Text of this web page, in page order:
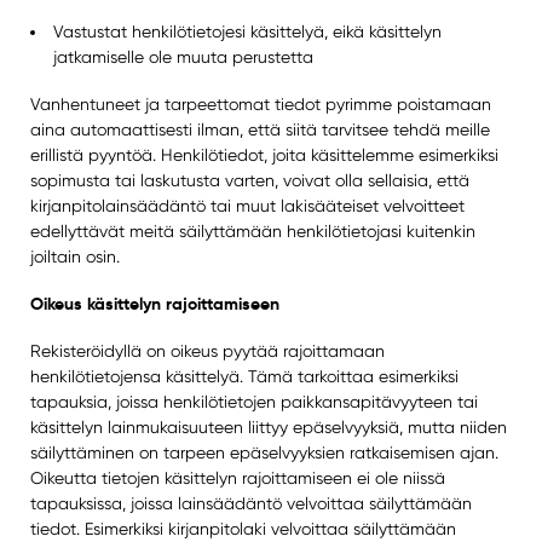
Vastustat henkilötietojesi käsittelyä, eikä käsittelyn
jatkamiselle ole muuta perustetta
Vanhentuneet ja tarpeettomat tiedot pyrimme poistamaan
aina automaattisesti ilman, että siitä tarvitsee tehdä meille
erillistä pyyntöä. Henkilötiedot, joita käsittelemme esimerkiksi
sopimusta tai laskutusta varten, voivat olla sellaisia, että
kirjanpitolainsäädäntö tai muut lakisääteiset velvoitteet
edellyttävät meitä säilyttämään henkilötietojasi kuitenkin
joiltain osin.
Oikeus käsittelyn rajoittamiseen
Rekisteröidyllä on oikeus pyytää rajoittamaan
henkilötietojensa käsittelyä. Tämä tarkoittaa esimerkiksi
tapauksia, joissa henkilötietojen paikkansapitävyyteen tai
käsittelyn lainmukaisuuteen liittyy epäselvyyksiä, mutta niiden
säilyttäminen on tarpeen epäselvyyksien ratkaisemisen ajan.
Oikeutta tietojen käsittelyn rajoittamiseen ei ole niissä
tapauksissa, joissa lainsäädäntö velvoittaa säilyttämään
tiedot. Esimerkiksi kirjanpitolaki velvoittaa säilyttämään